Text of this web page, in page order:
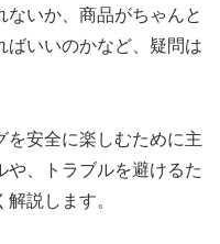
ないか、商品がちゃんと
ばいいのかなど、疑問は
を安全に楽しむために主
や、トラブルを避けるた
説します。